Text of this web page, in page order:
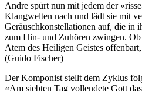
Andre spürt nun mit jedem der
Klangwelten nach und lädt sie mit
Geräuschkonstellationen auf, die in
zum Hin- und Zuhören zwingen.
Atem des Heiligen Geistes
(Guido Fischer)
Der Komponist stellt dem Zyklus
«Am siebten Tag vollendete Gott